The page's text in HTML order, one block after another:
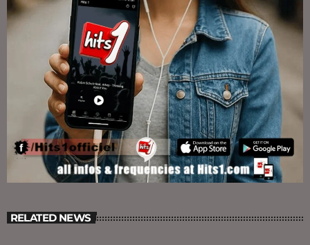
RELATED NEWS